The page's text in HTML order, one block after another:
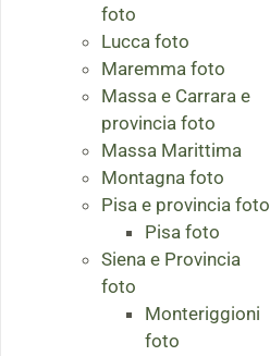
foto
Lucca foto
Maremma foto
Massa e Carrara e
provincia foto
Massa Marittima
Montagna foto
Pisa e provincia foto
Pisa foto
Siena e Provincia
foto
Monteriggioni
foto